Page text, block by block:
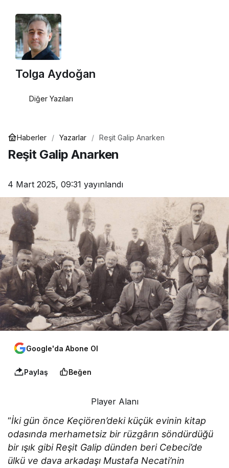
Tolga Aydoğan
Diğer Yazıları
Haberler Yazarlar Reşit Galip Anarken
Reşit Galip Anarken
4 Mart 2025, 09:31 yayınlandı
Google'da Abone Ol
Paylaş Beğen
Player Alanı
“İki gün önce Keçiören’deki küçük evinin kitap
odasında merhametsiz bir rüzgârın söndürdüğü
bir ışık gibi Reşit Galip dünden beri Cebeci’de
ülkü ve dava arkadaşı Mustafa Necati’nin